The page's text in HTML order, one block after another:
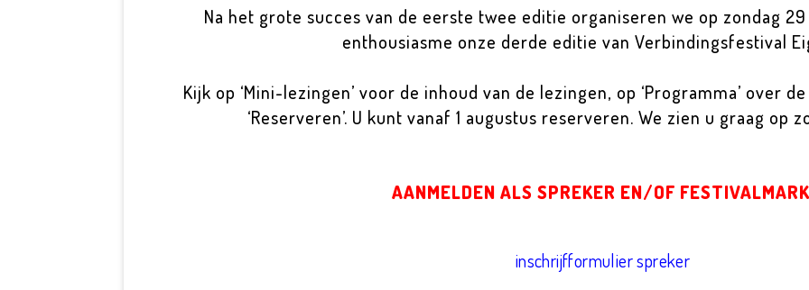
Na het grote succes van de eerste twee editie organiseren we op zondag
enthousiasme onze derde editie van Verbindingsfestival
Kijk op ‘Mini-lezingen’ voor de inhoud van de lezingen, op ‘Programma’ over
‘Reserveren’. U kunt vanaf 1 augustus reserveren. We zien u graag op
AANMELDEN ALS SPREKER EN/OF
inschrijfformulier spreker